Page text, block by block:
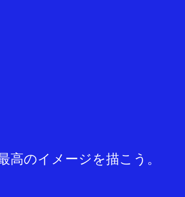
のイメージを描こう。